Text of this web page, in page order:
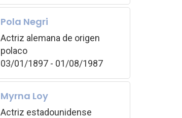
Pola Negri
Actriz alemana de origen
polaco
03/01/1897 - 01/08/1987
Myrna Loy
Actriz estadounidense